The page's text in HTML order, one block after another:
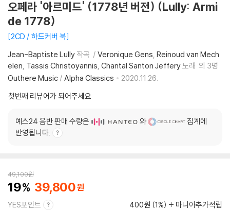
오페라 '아르미드' (1778년 버전) (Lully: Armi
de 1778)
2CD / 하드커버 북
Jean-Baptiste Lully 작곡 Veronique Gens Reinoud van Mech
elen Tassis Christoyannis Chantal Santon Jeffery노래 외 3명
Outhere Music / Alpha Classics
2020.11.26.
첫번째 리뷰어가 되어주세요
예스24 음반 판매 수량은 와
집계에
반영됩니다.
49,100원
19 39,800
YES포인트 400원 (1%) 마니아추가적립